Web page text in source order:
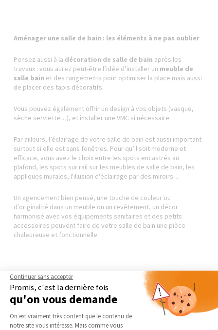
Aménager une salle de bain : les éléments à ne pas oublier
Pensez aussi à la décoration de salle de bain après les
travaux : vous aurez peut-être l’idée d’installer un meuble de
salle bain et des rangements pour optimiser la place mais aussi
de placer des tapis décoratifs.
Vous pouvez également offrir un design à vos objets (vasque,
sèche serviette…), et installer une VMC si nécessaire.
Par ailleurs, l’éclairage de votre salle de bain est aussi important
surtout si elle est sans fenêtres. Pour qu’il soit moderne et
efficace, vous avez le choix entre les spots encastrés au
plafond, les spots sur rail sur les meubles de salle de bain, les
appliques murales, l'illusion d'éclairage par des miroirs…
Un agencement bien pensé, une touche de couleur ou
d'originalité dans un meuble ou un revêtement, un décor
harmonisé avec vos équipements sanitaires et des petits
accessoires peuvent faire de votre salle de bain une pièce
chaleureuse et fonctionnelle.
Rénover une salle de bainou en créer une nouvelle suppose
de se poser plusieurs questions qui détermineront l’envergure
de votre projet : quel style lui donner ? Est-ce qu’elle doit être
totalement fonctionnelle ? Est-ce qu’il faut l’agrandir ?
Continuer sans accepter
Promis, c'est la dernière fois
qu'on vous demande
Plateforme de Gestion du
On est vraiment très content que le contenu de
notre site vous intéresse. Mais comme vous